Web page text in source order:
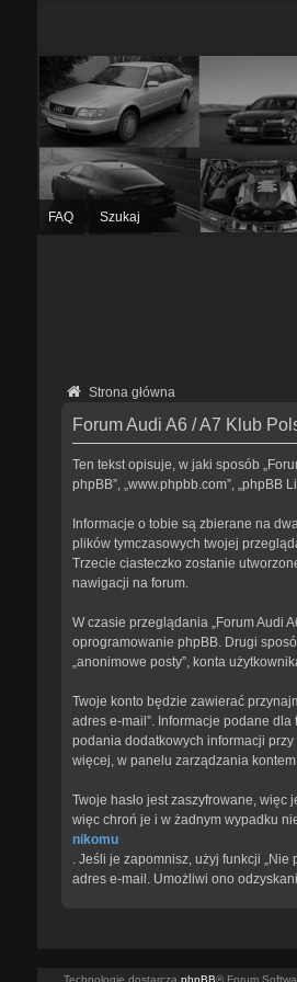
FAQ Szukaj
Strona główna
Forum Audi A6 / A7 Klub
Ten tekst opisuje, w jaki sposób
phpBB”, „www.phpbb.com”, „phpBB
Informacje o tobie są zbierane na
plików tymczasowych twojej
Trzecie ciasteczko zostanie
nawigacji na forum.
W czasie przeglądania „Forum Audi
oprogramowanie phpBB. Drugi
„anonimowe posty”, konta
Twoje konto będzie zawierać
adres e-mail”. Informacje podane
podania dodatkowych informacji
więcej, w panelu zarządzania
Twoje hasło jest zaszyfrowane, więc
więc chroń je i w żadnym wypadku
nikomu
. Jeśli je zapomnisz, użyj funkcji
adres e-mail. Umożliwi ono